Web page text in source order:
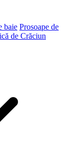
baie Prosoape de
de Crăciun